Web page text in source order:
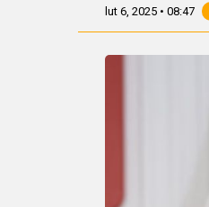
lut 6, 2025 • 08:47